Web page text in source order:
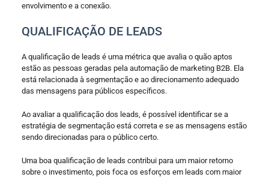
envolvimento e a conexão.
QUALIFICAÇÃO DE LEADS
A qualificação de leads é uma métrica que avalia o quão aptos
estão as pessoas geradas pela automação de marketing B2B. Ela
está relacionada à segmentação e ao direcionamento adequado
das mensagens para públicos específicos.
Ao avaliar a qualificação dos leads, é possível identificar se a
estratégia de segmentação está correta e se as mensagens estão
sendo direcionadas para o público certo.
Uma boa qualificação de leads contribui para um maior retorno
sobre o investimento, pois foca os esforços em leads com maior